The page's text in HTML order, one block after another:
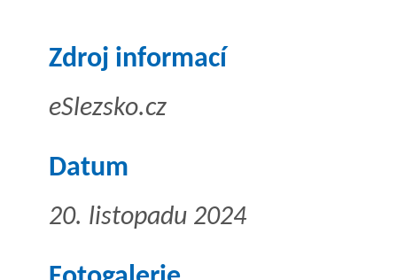
Zdroj informací
eSlezsko.cz
Datum
20. listopadu 2024